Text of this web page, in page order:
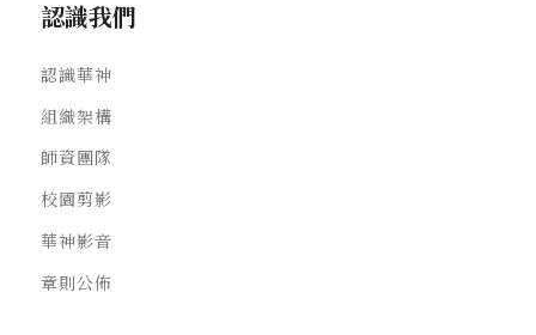
認識我們
認識華神
組織架構
師資團隊
校園剪影
華神影音
章則公佈